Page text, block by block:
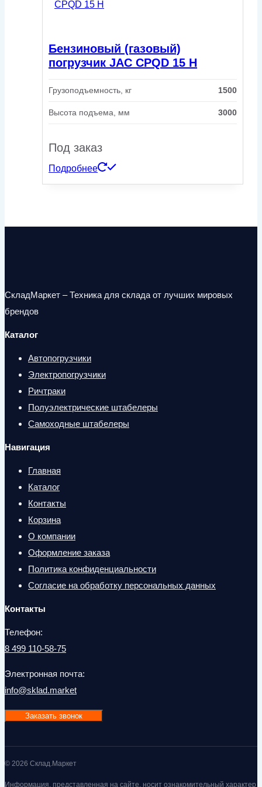
Бензиновый (газовый)
погрузчик JAC CPQD 15 H
Грузоподъемность, кг 1500
Высота подъема, мм 3000
Под заказ
Подробнее
СкладМаркет – Техника для склада от лучших мировых
брендов
Каталог
Автопогрузчики
Электропогрузчики
Ричтраки
Полуэлектрические штабелеры
Самоходные штабелеры
Навигация
Главная
Каталог
Контакты
Корзина
О компании
Оформление заказа
Политика конфиденциальности
Согласие на обработку персональных данных
Контакты
Телефон:
8 499 110-58-75
Электронная почта:
info@sklad.market
Заказать звонок
© 2026 Склад.Маркет
Информация, представленная на сайте, носит ознакомительный характер